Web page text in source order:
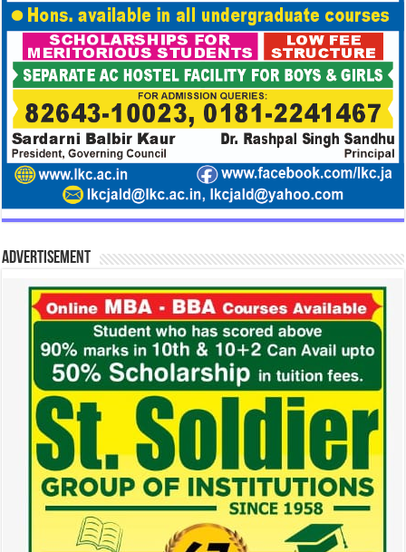
Advertisement